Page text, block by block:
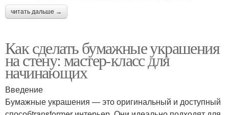
читать дальше →
Как сделать бумажные украшения
на стену: мастер-класс для
начинающих
Введение
Бумажные украшения — это оригинальный и доступный